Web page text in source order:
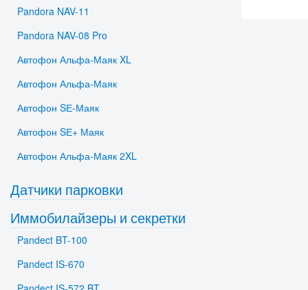
Pandora NAV-11
Pandora NAV-08 Pro
Автофон Альфа-Маяк XL
Автофон Альфа-Маяк
Автофон SЕ-Маяк
Автофон SЕ+ Маяк
Автофон Альфа-Маяк 2XL
Датчики парковки
Иммобилайзеры и секретки
Pandect BT-100
Pandect IS-670